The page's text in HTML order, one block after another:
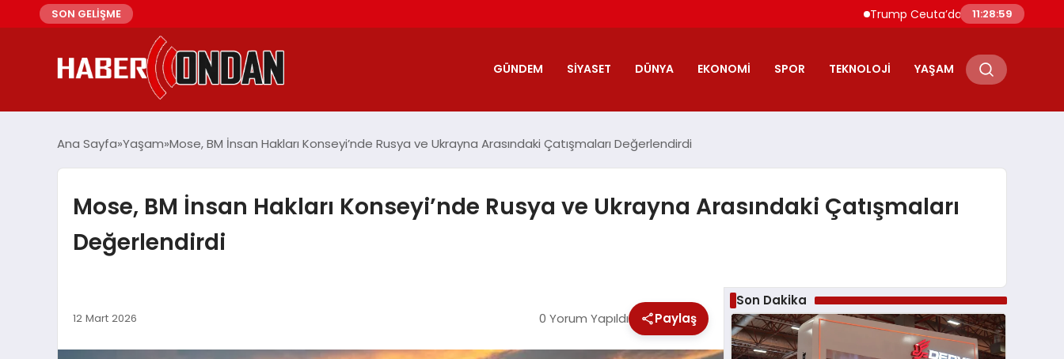
SON GELİŞME Trump Ceuta’daki Göçmen Akınını
11:29:00
GÜNDEM SIYASET DÜNYA EKONOMI SPOR TEKNOLOJI YAŞAM
Ana Sayfa Yaşam Mose, BM İnsan Hakları Konseyi’nde Rusya ve Ukrayna Arasındaki Çatışmaları Değerlendirdi
Mose, BM İnsan Hakları Konseyi’nde Rusya ve Ukrayna Arasındaki Çatışmaları
Değerlendirdi
12 Mart 2026 0 Yorum Yapıldı Paylaş
Son Dakika